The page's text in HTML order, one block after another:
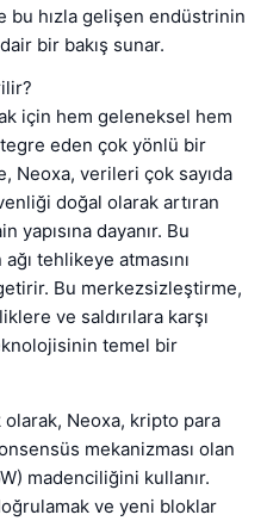
bu hızla gelişen endüstrinin
bir bakış sunar.
için hem geleneksel hem
eden çok yönlü bir
Neoxa, verileri çok sayıda
doğal olarak artıran
yapısına dayanır. Bu
tehlikeye atmasını
Bu merkezsizleştirme,
ve saldırılara karşı
temel bir
olarak, Neoxa, kripto para
mekanizması olan
madenciliğini kullanır.
ve yeni bloklar